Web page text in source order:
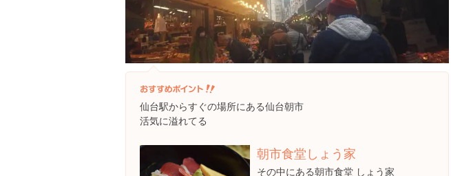
仙台駅からすぐの場所にある仙台朝市
活気に溢れてる
朝市食堂しょう家
その中にある朝市食堂 しょう家